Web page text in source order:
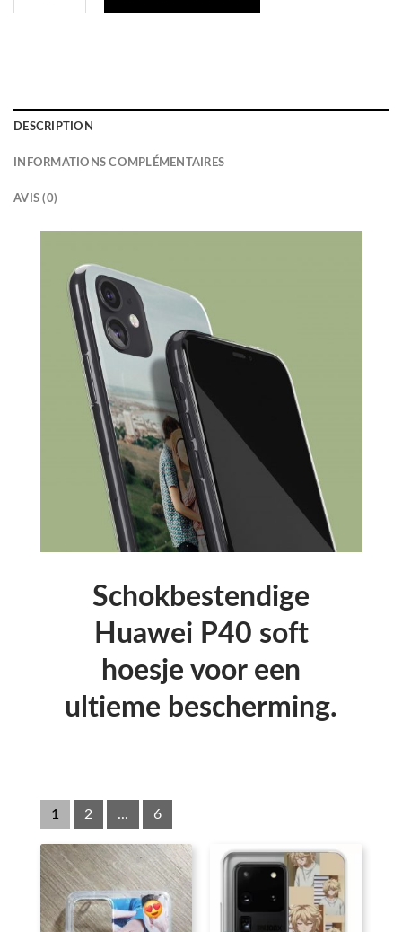
DESCRIPTION
INFORMATIONS COMPLÉMENTAIRES
AVIS (0)
Schokbestendige
Huawei P40 soft
hoesje voor een
ultieme bescherming.
1 2 ... 6